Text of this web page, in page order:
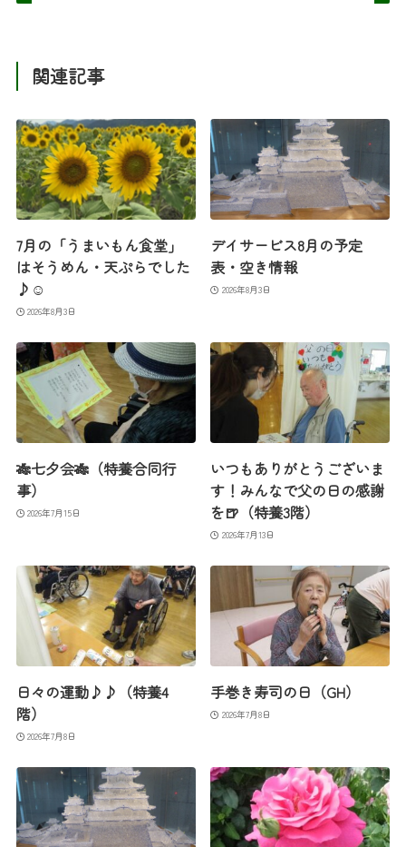
関連記事
7月の「うまいもん食堂」
はそうめん・天ぷらでした
♪☺
2026年8月3日
デイサービス8月の予定
表・空き情報
2026年8月3日
🎋七夕会🎋（特養合同行
事）
2026年7月15日
いつもありがとうございま
す！みんなで父の日の感謝
を🍺（特養3階）
2026年7月13日
日々の運動♪♪（特養4
階）
2026年7月8日
手巻き寿司の日（GH）
2026年7月8日